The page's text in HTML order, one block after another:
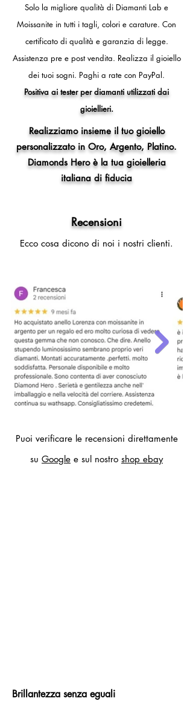
- 13 (circonferenza dito 53mm,
diametro interno anello 16,8 mm)
- 14 (circonferenza dito 54mm,
diametro interno anello 17,2 mm)
- 15 (circonferenza dito 55mm,
diametro interno anello 17,5 mm)
diametro interno anello 17,8 mm)
- 17 (circonferenza dito 57mm,
diametro interno anello 18,1 mm)
- 18 (circonferenza dito 58mm,
diametro interno anello 18,5 mm)
- 19 (circonferenza dito 59mm,
diametro interno anello 18,8 mm)
- 21 (circonferenza dito 61mm,
diametro interno anello 19,4 mm)
- 22 (circonferenza dito 62mm,
contatti.
Solo la migliore qualità di Diamanti Lab e
Moissanite in tutti i tagli, colori e carature. Con
certificato di qualità e garanzia di legge.
Assistenza pre e post vendita. Realizza il gioiello
dei tuoi sogni. Paghi a rate con PayPal.
Positiva ai tester per diamanti utilizzati dai
gioiellieri.
Realizziamo insieme il tuo gioiello
personalizzato in Oro, Argento, Platino.
Diamonds Hero è la tua gioielleria
italiana di fiducia
Recensioni
Ecco cosa dicono di noi i nostri clienti.
Puoi verificare le recensioni direttamente
su Google e sul nostro shop ebay
Brillantezza senza eguali